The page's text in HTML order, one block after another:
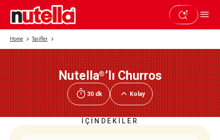
Home Tarifler
Nutella®’lı Churros
30 dk Kolay
Beğendiyseniz paylaşın
İÇİNDEKİLER